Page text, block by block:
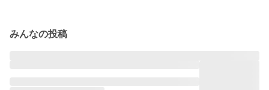
みんなの投稿